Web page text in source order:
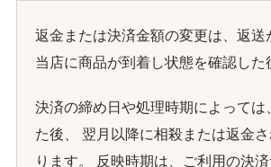
返金または決済金額の変更は、返送
当店に商品が到着し状態を確認した
決済の締め日や処理時期によっては
た後、 翌月以降に相殺または返金
ります。 反映時期は、ご利用の決